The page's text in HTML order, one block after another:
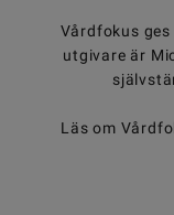
Vårdfokus ges
utgivare är
Läs om